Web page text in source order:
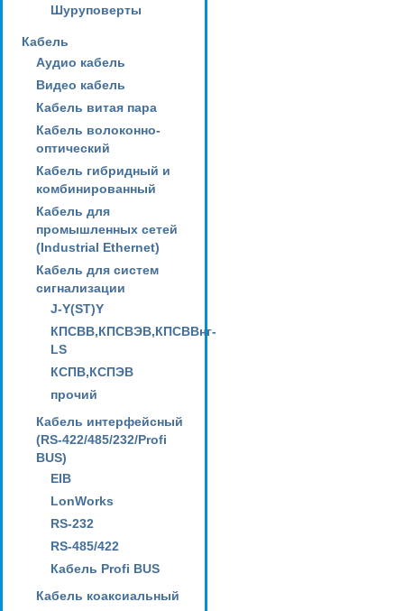
Шуруповерты
Кабель
Аудио кабель
Видео кабель
Кабель витая пара
Кабель волоконно-
оптический
Кабель гибридный и
комбинированный
Кабель для
промышленных сетей
(Industrial Ethernet)
Кабель для систем
сигнализации
J-Y(ST)Y
КПСВВ,КПСВЭВ,КПСВВнг-
LS
КСПВ,КСПЭВ
прочий
Кабель интерфейсный
(RS-422/485/232/Profi
BUS)
EIB
LonWorks
RS-232
RS-485/422
Кабель Profi BUS
Кабель коаксиальный